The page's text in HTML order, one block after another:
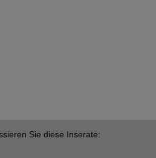
Sie diese Inserate: